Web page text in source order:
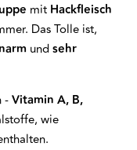
mit Hackfleisch
Das Tolle ist,
undsehr
-Vitamin A, B,
wie